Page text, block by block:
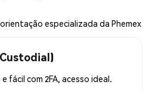
especializada da Phemex
fácil com 2FA, acesso ideal.